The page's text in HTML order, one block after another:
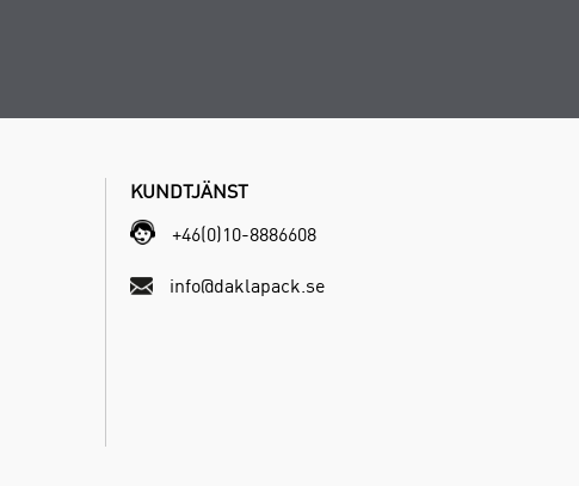
KUNDTJÄNST
+46(0)10-8886608
info@daklapack.se